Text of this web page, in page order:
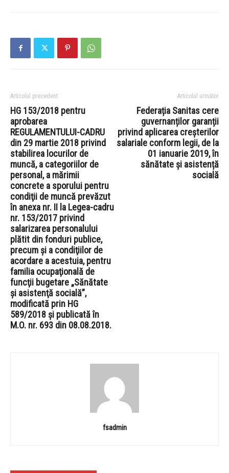
Articolul precedent
HG 153/2018 pentru
aprobarea
REGULAMENTULUI-CADRU
din 29 martie 2018 privind
stabilirea locurilor de
muncă, a categoriilor de
personal, a mărimii
concrete a sporului pentru
condiţii de muncă prevăzut
în anexa nr. II la Legea-cadru
nr. 153/2017 privind
salarizarea personalului
plătit din fonduri publice,
precum şi a condiţiilor de
acordare a acestuia, pentru
familia ocupaţională de
funcţii bugetare „Sănătate
şi asistenţă socială”,
modificată prin HG
589/2018 şi publicată în
M.O. nr. 693 din 08.08.2018.
Articolul următor
Federația Sanitas cere
guvernanților garanții
privind aplicarea creșterilor
salariale conform legii, de la
01 ianuarie 2019, în
sănătate și asistență
socială
fsadmin